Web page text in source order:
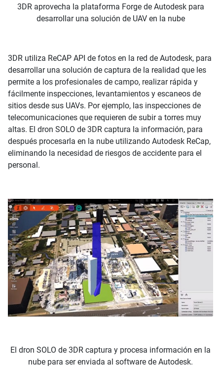
3DR aprovecha la plataforma Forge de Autodesk para
desarrollar una solución de UAV en la nube
3DR utiliza ReCAP API de fotos en la red de Autodesk, para
desarrollar una solución de captura de la realidad que les
permite a los profesionales de campo, realizar rápida y
fácilmente inspecciones, levantamientos y escaneos de
sitios desde sus UAVs. Por ejemplo, las inspecciones de
telecomunicaciones que requieren de subir a torres muy
altas. El dron SOLO de 3DR captura la información, para
después procesarla en la nube utilizando Autodesk ReCap,
eliminando la necesidad de riesgos de accidente para el
personal.
El dron SOLO de 3DR captura y procesa información en la
nube para ser enviada al software de Autodesk.